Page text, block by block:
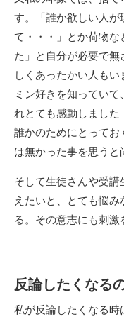
す。「誰か欲しい人が
て・・・」とか荷物な
た」と自分が必要で
しくあったかい人も
ミン好きを知ってい
れとても感動しました
誰かのためにとってお
は無かった事を思うと
そして生徒さんや受
えたいと、とても悩
る。その意志にも刺激
反論したくなる
私が反論したくなる